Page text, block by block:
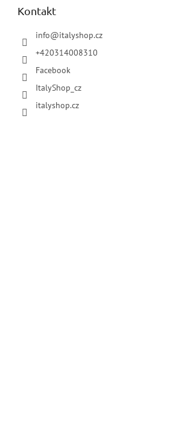
Kontakt
info@italyshop.cz
+420314008310
Facebook
ItalyShop_cz
italyshop.cz